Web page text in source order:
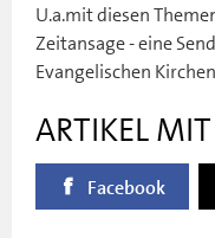
U.a.mit diesen
Zeitansage - eine
Evangelischen
ARTIKEL
Facebook